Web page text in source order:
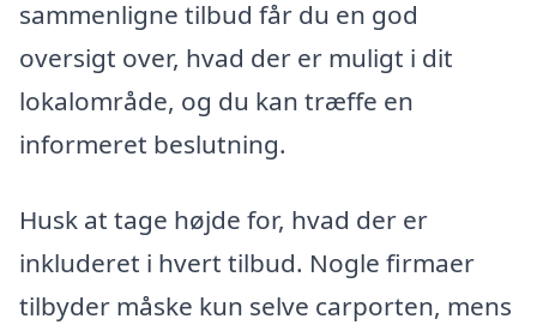
sammenligne tilbud får du en god
oversigt over, hvad der er muligt i dit
lokalområde, og du kan træffe en
informeret beslutning.
Husk at tage højde for, hvad der er
inkluderet i hvert tilbud. Nogle firmaer
tilbyder måske kun selve carporten, mens